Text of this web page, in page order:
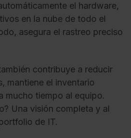
el hardware,
en la nube de todo el
asegura el rastreo preciso
contribuye a reducir
mantiene el inventario
mucho tiempo al equipo.
Una visión completa y al
de IT.